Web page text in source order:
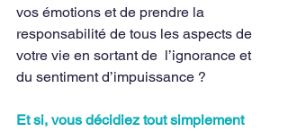
vos émotions et de prendre la
responsabilité de tous les aspects de
votre vie en sortant de  l’ignorance et
du sentiment d’impuissance ?
Et si, vous décidiez tout simplement